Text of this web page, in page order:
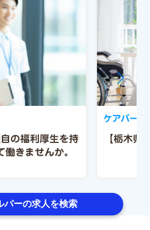
の福利厚生を持
きませんか。
【栃木県
ケアパート
パーの求人を検索